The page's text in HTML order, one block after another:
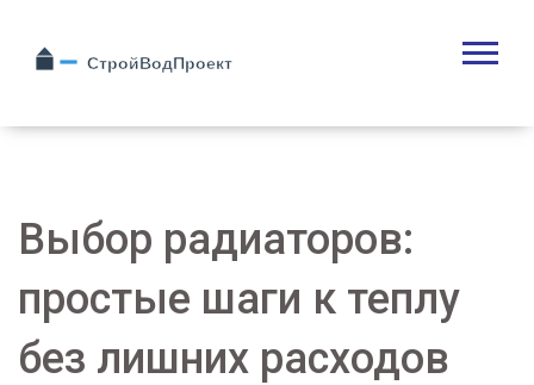
Выбор радиаторов:
простые шаги к теплу
без лишних расходов